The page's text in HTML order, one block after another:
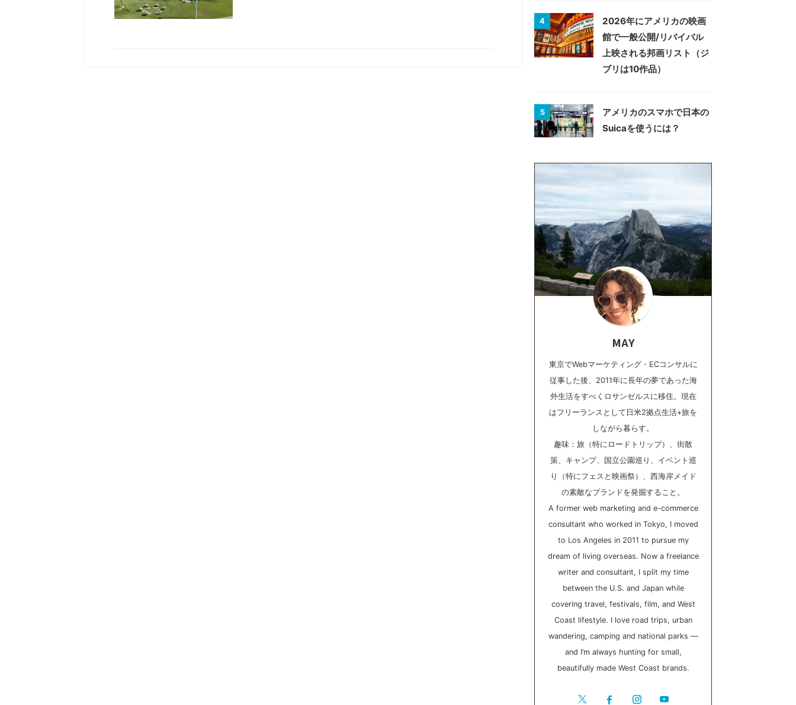
4
2026年にアメリカの映画
館で一般公開/リバイバル
上映される邦画リスト（ジ
ブリは10作品）
5
アメリカのスマホで日本の
Suicaを使うには？
MAY
東京でWebマーケティング・ECコンサルに
従事した後、2011年に長年の夢であった海
外生活をすべくロサンゼルスに移住。現在
はフリーランスとして日米2拠点生活+旅を
しながら暮らす。
趣味：旅（特にロードトリップ）、街散
策、キャンプ、国立公園巡り、イベント巡
り（特にフェスと映画祭）、西海岸メイド
の素敵なブランドを発掘すること。
A former web marketing and e-commerce
consultant who worked in Tokyo, I moved
to Los Angeles in 2011 to pursue my
dream of living overseas. Now a freelance
writer and consultant, I split my time
between the U.S. and Japan while
covering travel, festivals, film, and West
Coast lifestyle. I love road trips, urban
wandering, camping and national parks —
and I’m always hunting for small,
beautifully made West Coast brands.